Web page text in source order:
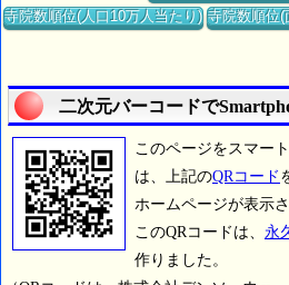
寺院数順位(人口10万人当たり) 寺院数順位(
二次元バーコードで
このページをスマー
は、上記のQRコード
ホームページが表示さ
このQRコードは、 永
作りました。